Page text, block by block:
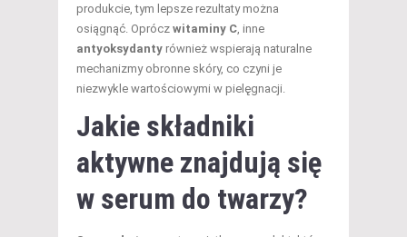
produkcie, tym lepsze rezultaty można
osiągnąć. Oprócz witaminy C , inne
antyoksydanty również wspierają naturalne
mechanizmy obronne skóry, co czyni je
niezwykle wartościowymi w pielęgnacji.
Jakie składniki
aktywne znajdują się
w serum do twarzy?